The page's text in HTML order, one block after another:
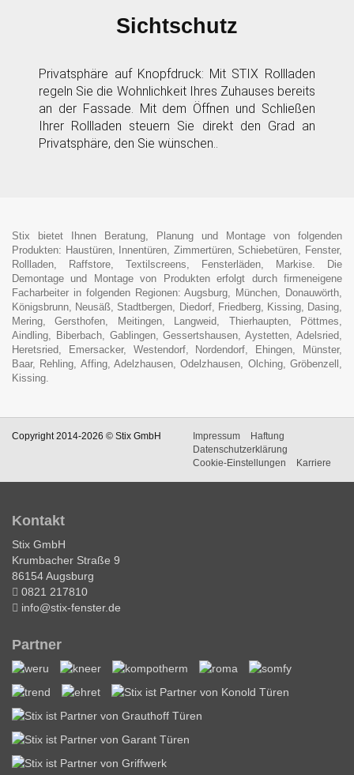
Sichtschutz
Privatsphäre auf Knopfdruck: Mit STIX Rollladen
regeln Sie die Wohnlichkeit Ihres Zuhauses bereits
an der Fassade. Mit dem Öffnen und Schließen
Ihrer Rollladen steuern Sie direkt den Grad an
Privatsphäre, den Sie wünschen..
Stix bietet Ihnen Beratung, Planung und Montage von folgenden
Produkten: Haustüren, Innentüren, Zimmertüren, Schiebetüren, Fenster,
Rollladen, Raffstore, Textilscreens, Fensterläden, Markise. Die
Demontage und Montage von Produkten erfolgt durch firmeneigene
Facharbeiter in folgenden Regionen: Augsburg, München, Donauwörth,
Königsbrunn, Neusäß, Stadtbergen, Diedorf, Friedberg, Kissing, Dasing,
Mering, Gersthofen, Meitingen, Langweid, Thierhaupten, Pöttmes,
Aindling, Biberbach, Gablingen, Gessertshausen, Aystetten, Adelsried,
Heretsried, Emersacker, Westendorf, Nordendorf, Ehingen, Münster,
Baar, Rehling, Affing, Adelzhausen, Odelzhausen, Olching, Gröbenzell,
Kissing.
Copyright 2014-2026 © Stix GmbH Impressum
Haftung
Datenschutzerklärung
Cookie-Einstellungen
Karriere
Kontakt
Stix GmbH
Krumbacher Straße 9
86154 Augsburg
0821 217810
info@stix-fenster.de
Partner